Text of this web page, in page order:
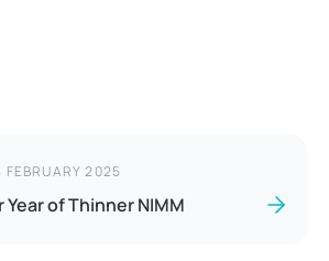
FEBRUARY 2025
of Thinner NIMM